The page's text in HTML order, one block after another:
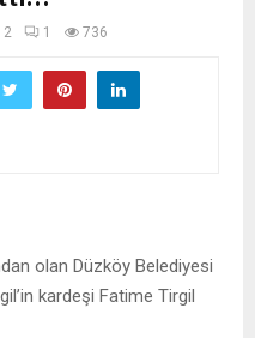
1 736
olan Düzköy Belediyesi
kardeşi Fatime Tirgil